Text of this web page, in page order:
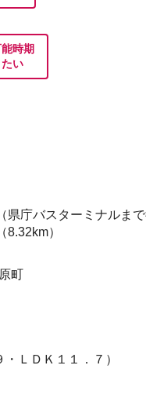
時期
い
県庁バスターミナルま
8.32km）
町
ＬＤＫ１１．７）